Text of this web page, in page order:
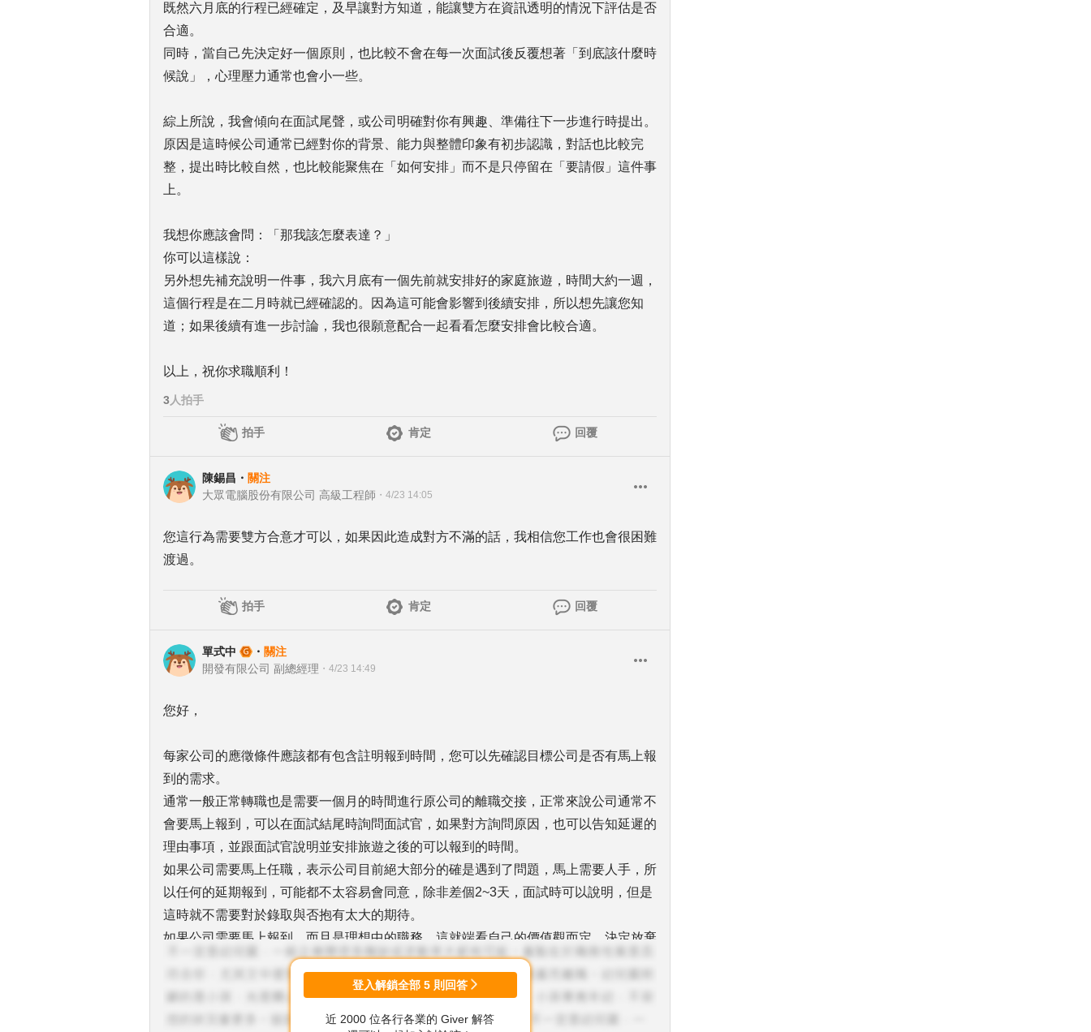
既然六月底的行程已經確定，及早讓對方知道，能讓雙方在資訊透明的情況下評估是否
合適。
同時，當自己先決定好一個原則，也比較不會在每一次面試後反覆想著「到底該什麼時
候說」，心理壓力通常也會小一些。
綜上所說，我會傾向在面試尾聲，或公司明確對你有興趣、準備往下一步進行時提出。
原因是這時候公司通常已經對你的背景、能力與整體印象有初步認識，對話也比較完
整，提出時比較自然，也比較能聚焦在「如何安排」而不是只停留在「要請假」這件事
上。
我想你應該會問：「那我該怎麼表達？」
你可以這樣說：
另外想先補充說明一件事，我六月底有一個先前就安排好的家庭旅遊，時間大約一週，
這個行程是在二月時就已經確認的。因為這可能會影響到後續安排，所以想先讓您知
道；如果後續有進一步討論，我也很願意配合一起看看怎麼安排會比較合適。
以上，祝你求職順利！
3人拍手
拍手 肯定 回覆
陳錫昌 ・ 關注
大眾電腦股份有限公司 高級工程師 ・ 4/23 14:05
您這行為需要雙方合意才可以，如果因此造成對方不滿的話，我相信您工作也會很困難
渡過。
拍手 肯定 回覆
單式中 ・ 關注
開發有限公司 副總經理 ・ 4/23 14:49
您好，
每家公司的應徵條件應該都有包含註明報到時間，您可以先確認目標公司是否有馬上報
到的需求。
通常一般正常轉職也是需要一個月的時間進行原公司的離職交接，正常來說公司通常不
會要馬上報到，可以在面試結尾時詢問面試官，如果對方詢問原因，也可以告知延遲的
理由事項，並跟面試官說明並安排旅遊之後的可以報到的時間。
如果公司需要馬上任職，表示公司目前絕大部分的確是遇到了問題，馬上需要人手，所
以任何的延期報到，可能都不太容易會同意，除非差個2~3天，面試時可以說明，但是
這時就不需要對於錄取與否抱有太大的期待。
如果公司需要馬上報到，而且是理想中的職務，這就端看自己的價值觀而定，決定放棄
旅遊或是放棄工作。
面試時最好都是以誠實為上，可以在面試為後階段時提出詢問和說明。
登入解鎖全部 5 則回答
近 2000 位各行各業的 Giver 解答